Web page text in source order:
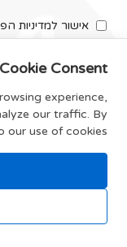
אישור למדיניות
Cookie Consent
experience,
our traffic. By
use of cookies.